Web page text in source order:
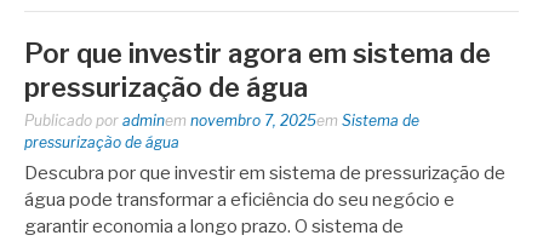
Por que investir agora em sistema de
pressurização de água
Publicado por adminem novembro 7, 2025em Sistema de
pressurização de água
Descubra por que investir em sistema de pressurização de
água pode transformar a eficiência do seu negócio e
garantir economia a longo prazo. O sistema de